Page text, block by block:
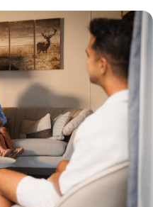
Chalets
Anlässe
Einkauf